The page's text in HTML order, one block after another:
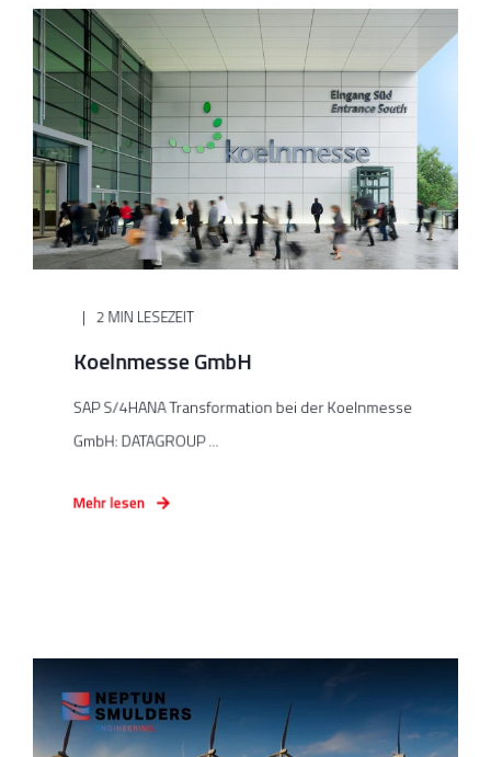
2 MIN LESEZEIT
Koelnmesse GmbH
SAP S/4HANA Transformation bei der Koelnmesse
GmbH: DATAGROUP ...
Mehr lesen